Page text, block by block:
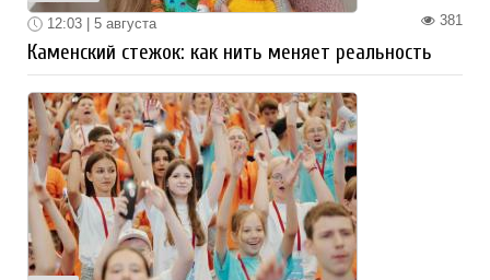
381
12:03 | 5 августа
Каменский стежок: как нить меняет реальность